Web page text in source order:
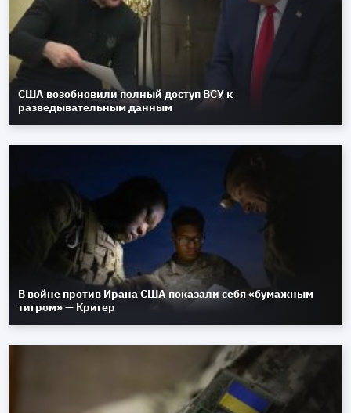
США возобновили полный доступ ВСУ к
разведывательным данным
В войне против Ирана США показали себя «бумажным
тигром» — Кригер